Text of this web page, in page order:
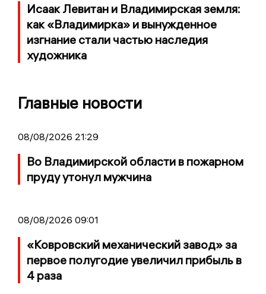
Исаак Левитан и Владимирская земля:
как «Владимирка» и вынужденное
изгнание стали частью наследия
художника
Главные новости
08/08/2026 21:29
Во Владимирской области в пожарном
пруду утонул мужчина
08/08/2026 09:01
«Ковровский механический завод» за
первое полугодие увеличил прибыль в
4 раза